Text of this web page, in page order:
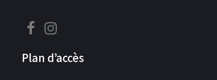
Plan d’accès